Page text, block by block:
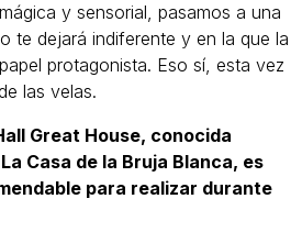
y sensorial, pasamos a una
te dejará indiferente y en la que la
protagonista. Eso sí, esta vez
las velas.
Great House, conocida
Casa de la Bruja Blanca, es
para realizar durante